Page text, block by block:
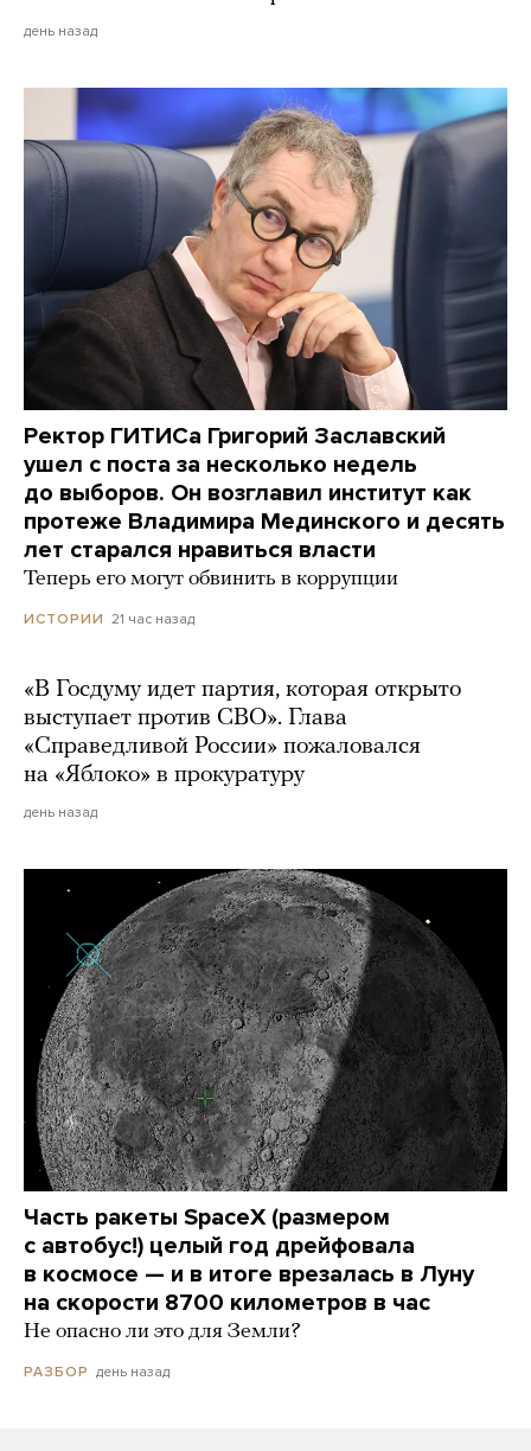
день назад
Ректор ГИТИСа Григорий Заславский
ушел с поста за несколько недель
до выборов. Он возглавил институт как
протеже Владимира Мединского и десять
лет старался нравиться власти
Теперь его могут обвинить в коррупции
ИСТОРИИ 21 час назад
«В Госдуму идет партия, которая открыто
выступает против СВО». Глава
«Справедливой России» пожаловался
на «Яблоко» в прокуратуру
день назад
Часть ракеты SpaceX (размером
с автобус!) целый год дрейфовала
в космосе — и в итоге врезалась в Луну
на скорости 8700 километров в час
Не опасно ли это для Земли?
РАЗБОР день назад